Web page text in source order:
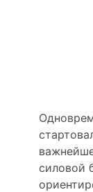
силовой